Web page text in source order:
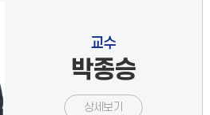
교수
박종승
상세보기